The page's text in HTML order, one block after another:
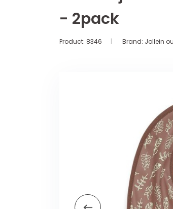
- 2pack
Product: 8346 Brand: Jollein